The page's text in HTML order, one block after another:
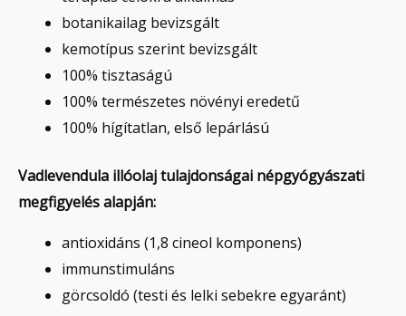
botanikailag bevizsgált
kemotípus szerint bevizsgált
100% tisztaságú
100% természetes növényi eredetű
100% hígítatlan, első lepárlású
Vadlevendula illóolaj tulajdonságai népgyógyászati
megfigyelés alapján:
antioxidáns (1,8 cineol komponens)
immunstimuláns
görcsoldó (testi és lelki sebekre egyaránt)